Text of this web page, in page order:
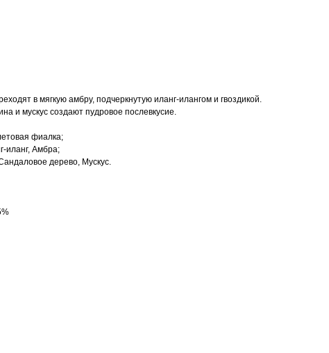
в мягкую амбру, подчеркнутую иланг-илангом и гвоздикой.
и мускус создают пудровое послевкусие.
фиалка;
иланг, Амбра;
дерево, Мускус.